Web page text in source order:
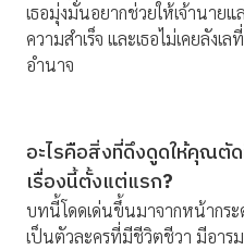
เธอมุ่งมั่นอยากช่วยให้เจ้านายแ
ความสำเร็จ และเธอไม่เคยลัง
อำนาจ
อะไรคือสิ่งที่ดึงดูดให้คุณตั
เรื่องนี้ตั้งแต่แรก?
บทนี้โดดเด่นขึ้นมาจากหน้ากร
เป็นตัวละครที่มีชีวิตชีวา มีอา